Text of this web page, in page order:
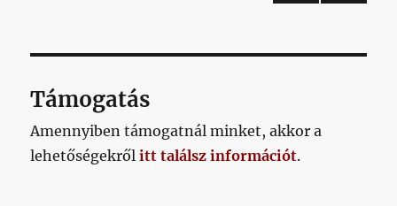
AL
Támogatás
Amennyiben támogatnál minket, akkor a
lehetőségekrőlitt találsz információt.